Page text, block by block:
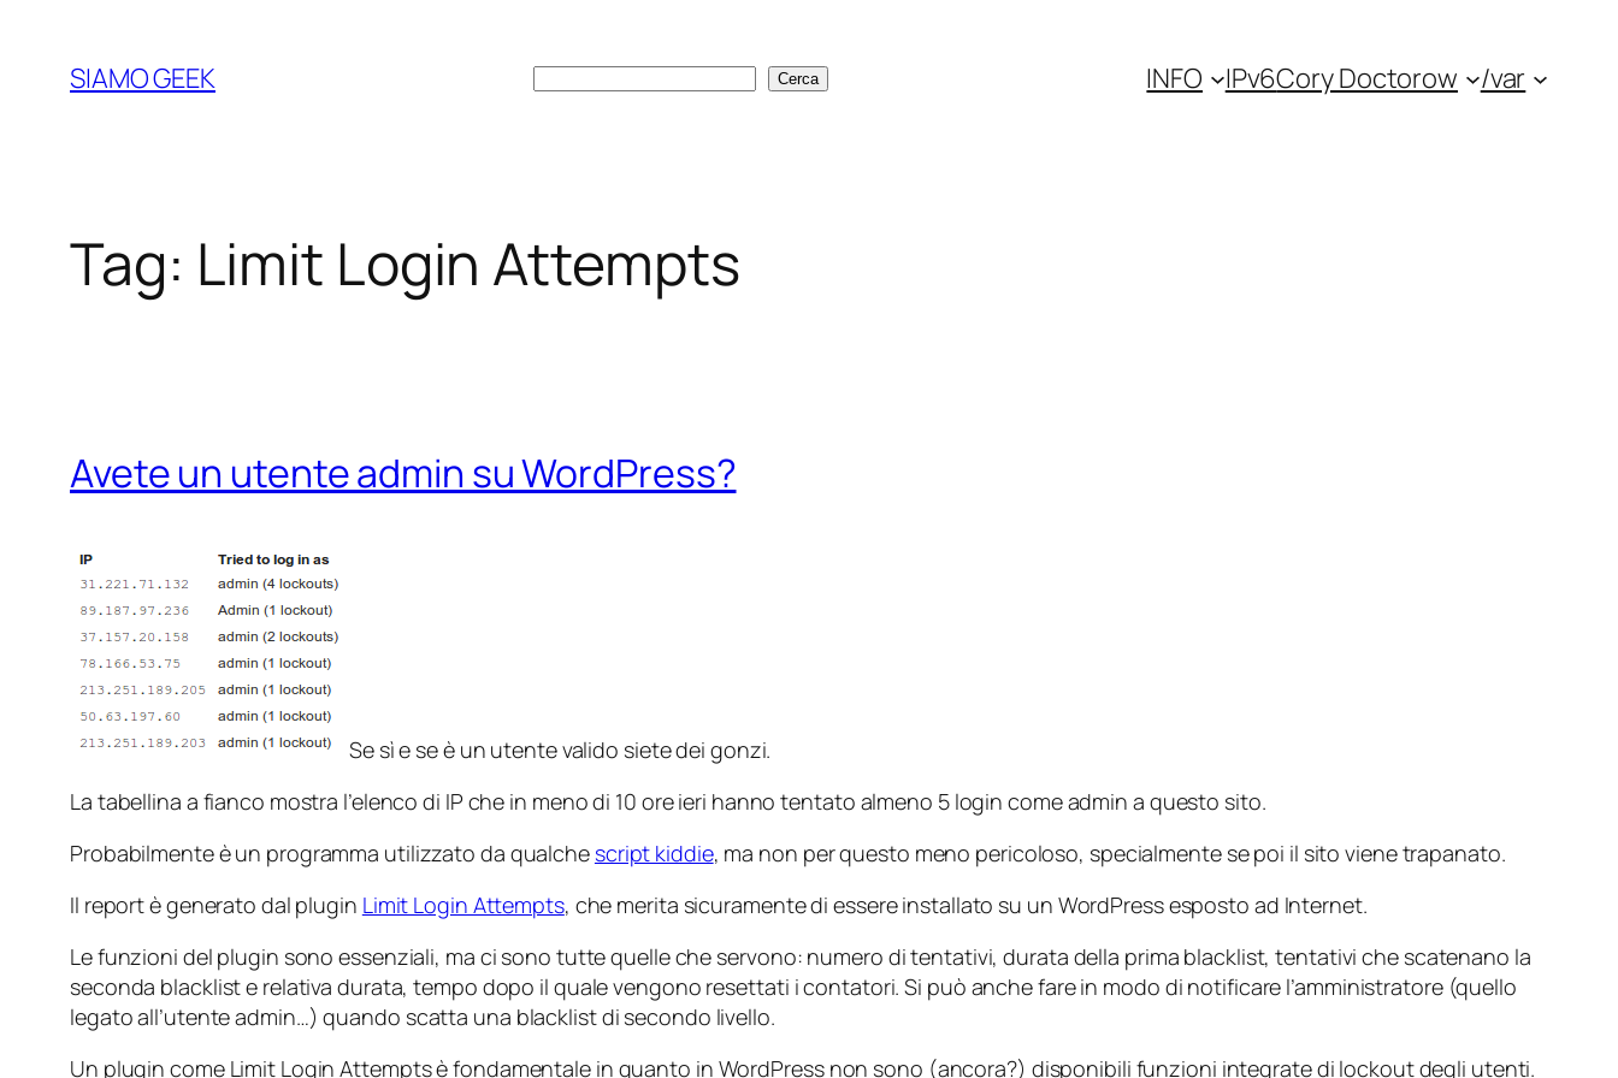
contenuto
SIAMO GEEK Cerca Cerca INFO IPv6Cory Doctorow /var
Tag: Limit Login Attempts
Avete un utente admin su WordPress?
Se sì e se è un utente valido siete dei gonzi.
La tabellina a fianco mostra l’elenco di IP che in meno di 10 ore ieri hanno tentato almeno 5 login comeadmin a questo sito.
Probabilmente è un programma utilizzato da qualche script kiddie, ma non per questo meno pericoloso, specialmente se poi il sito viene trapanato.
Il report è generato dal plugin Limit Login Attempts, che merita sicuramente di essere installato su un WordPress esposto ad Internet.
Le funzioni del plugin sono essenziali, ma ci sono tutte quelle che servono: numero di tentativi, durata della prima blacklist, tentativi che scatenano la
seconda blacklist e relativa durata, tempo dopo il quale vengono resettati i contatori. Si può anche fare in modo di notificare l’amministratore (quello
legato all’utenteadmin…) quando scatta una blacklist di secondo livello.
Un plugin come Limit Login Attempts è fondamentale in quanto in WordPress non sono (ancora?) disponibili funzioni integrate di lockoutdegli utenti.